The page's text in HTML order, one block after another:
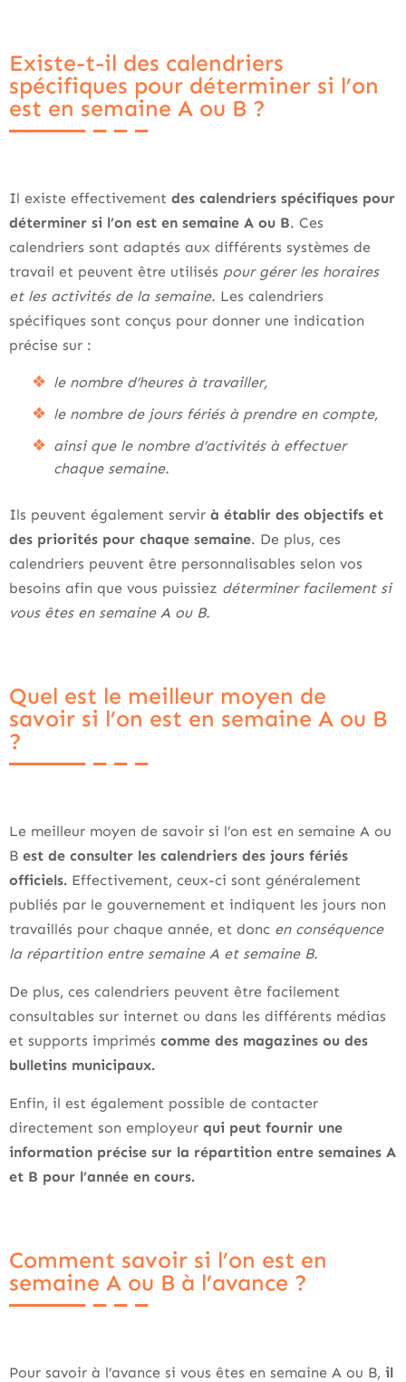
Existe-t-il des calendriers
spécifiques pour déterminer si l’on
est en semaine A ou B ?
Il existe effectivement des calendriers spécifiques pour
déterminer si l’on est en semaine A ou B. Ces
calendriers sont adaptés aux différents systèmes de
travail et peuvent être utilisés pour gérer les horaires
et les activités de la semaine. Les calendriers
spécifiques sont conçus pour donner une indication
précise sur :
le nombre d’heures à travailler,
le nombre de jours fériés à prendre en compte,
ainsi que le nombre d’activités à effectuer
chaque semaine.
Ils peuvent également servir à établir des objectifs et
des priorités pour chaque semaine. De plus, ces
calendriers peuvent être personnalisables selon vos
besoins afin que vous puissiez déterminer facilement si
vous êtes en semaine A ou B.
Quel est le meilleur moyen de
savoir si l’on est en semaine A ou B
?
Le meilleur moyen de savoir si l’on est en semaine A ou
B est de consulter les calendriers des jours fériés
officiels. Effectivement, ceux-ci sont généralement
publiés par le gouvernement et indiquent les jours non
travaillés pour chaque année, et donc en conséquence
la répartition entre semaine A et semaine B.
De plus, ces calendriers peuvent être facilement
consultables sur internet ou dans les différents médias
et supports imprimés comme des magazines ou des
bulletins municipaux.
Enfin, il est également possible de contacter
directement son employeur qui peut fournir une
information précise sur la répartition entre semaines A
et B pour l’année en cours.
Comment savoir si l’on est en
semaine A ou B à l’avance ?
Pour savoir à l’avance si vous êtes en semaine A ou B, il